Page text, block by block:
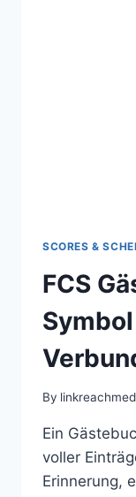
SCORES &
FCS
By
Ein
voller
Erinnerung,